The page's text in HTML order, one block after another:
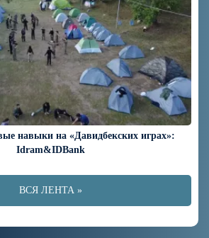
навыки на «Давидбекских играх»:
Idram&IDBank
ВСЯ ЛЕНТА »